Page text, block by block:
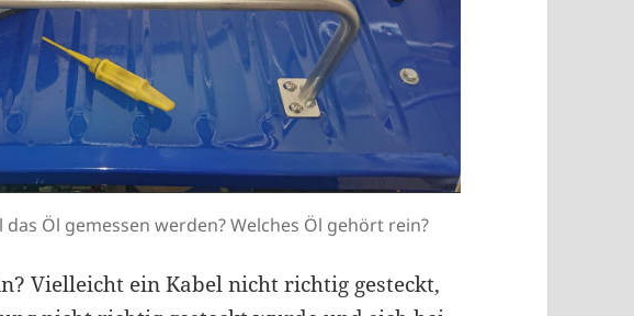
Öl gemessen werden? Welches Öl gehört rein?
Vielleicht ein Kabel nicht richtig gesteckt,